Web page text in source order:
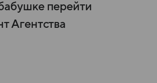
перейти
Агентства